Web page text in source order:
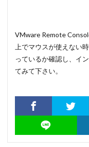
VMware Remote
上でマウスが使えない
っているか確認し、イ
てみて下さい。